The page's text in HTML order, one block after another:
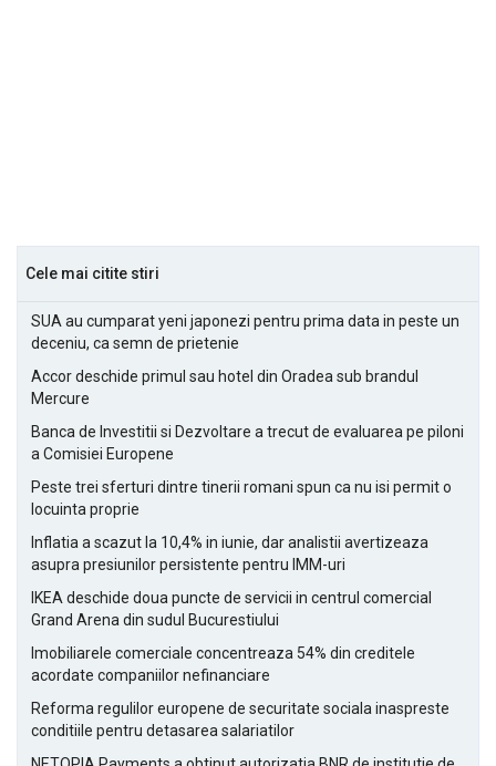
Cele mai citite stiri
SUA au cumparat yeni japonezi pentru prima data in peste un
deceniu, ca semn de prietenie
Accor deschide primul sau hotel din Oradea sub brandul
Mercure
Banca de Investitii si Dezvoltare a trecut de evaluarea pe piloni
a Comisiei Europene
Peste trei sferturi dintre tinerii romani spun ca nu isi permit o
locuinta proprie
Inflatia a scazut la 10,4% in iunie, dar analistii avertizeaza
asupra presiunilor persistente pentru IMM-uri
IKEA deschide doua puncte de servicii in centrul comercial
Grand Arena din sudul Bucurestiului
Imobiliarele comerciale concentreaza 54% din creditele
acordate companiilor nefinanciare
Reforma regulilor europene de securitate sociala inaspreste
conditiile pentru detasarea salariatilor